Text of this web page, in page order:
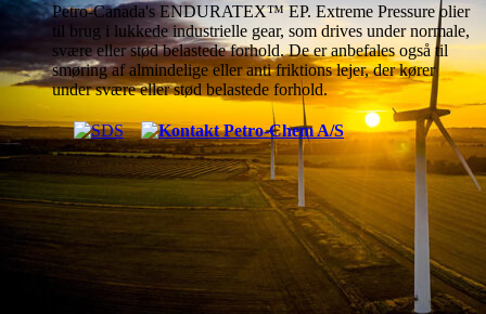
Petro-Canada's ENDURATEX™ EP. Extreme Pressure olier
til brug i lukkede industrielle gear, som drives under normale,
svære eller stød belastede forhold. De er anbefales også til
smøring af almindelige eller anti friktions lejer, der kører
under svære eller stød belastede forhold.